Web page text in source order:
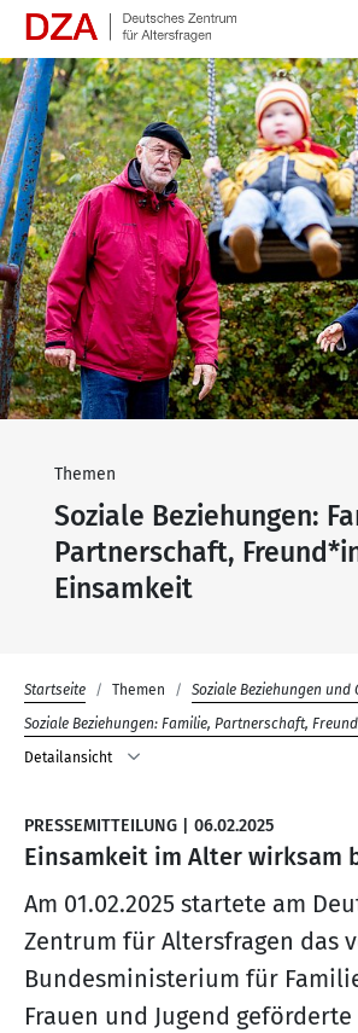
Springe zum Hauptinhalt
Themen
Soziale Beziehungen:
Partnerschaft,
Einsamkeit
Startseite Themen
Soziale Beziehungen und
Soziale Beziehungen: Familie, Partnerschaft,
Detailansicht
PRESSEMITTEILUNG 06.02.2025
Einsamkeit im Alter wirksam
Am 01.02.2025 startete am
Zentrum für Altersfragen das
Bundesministerium für
Frauen und Jugend